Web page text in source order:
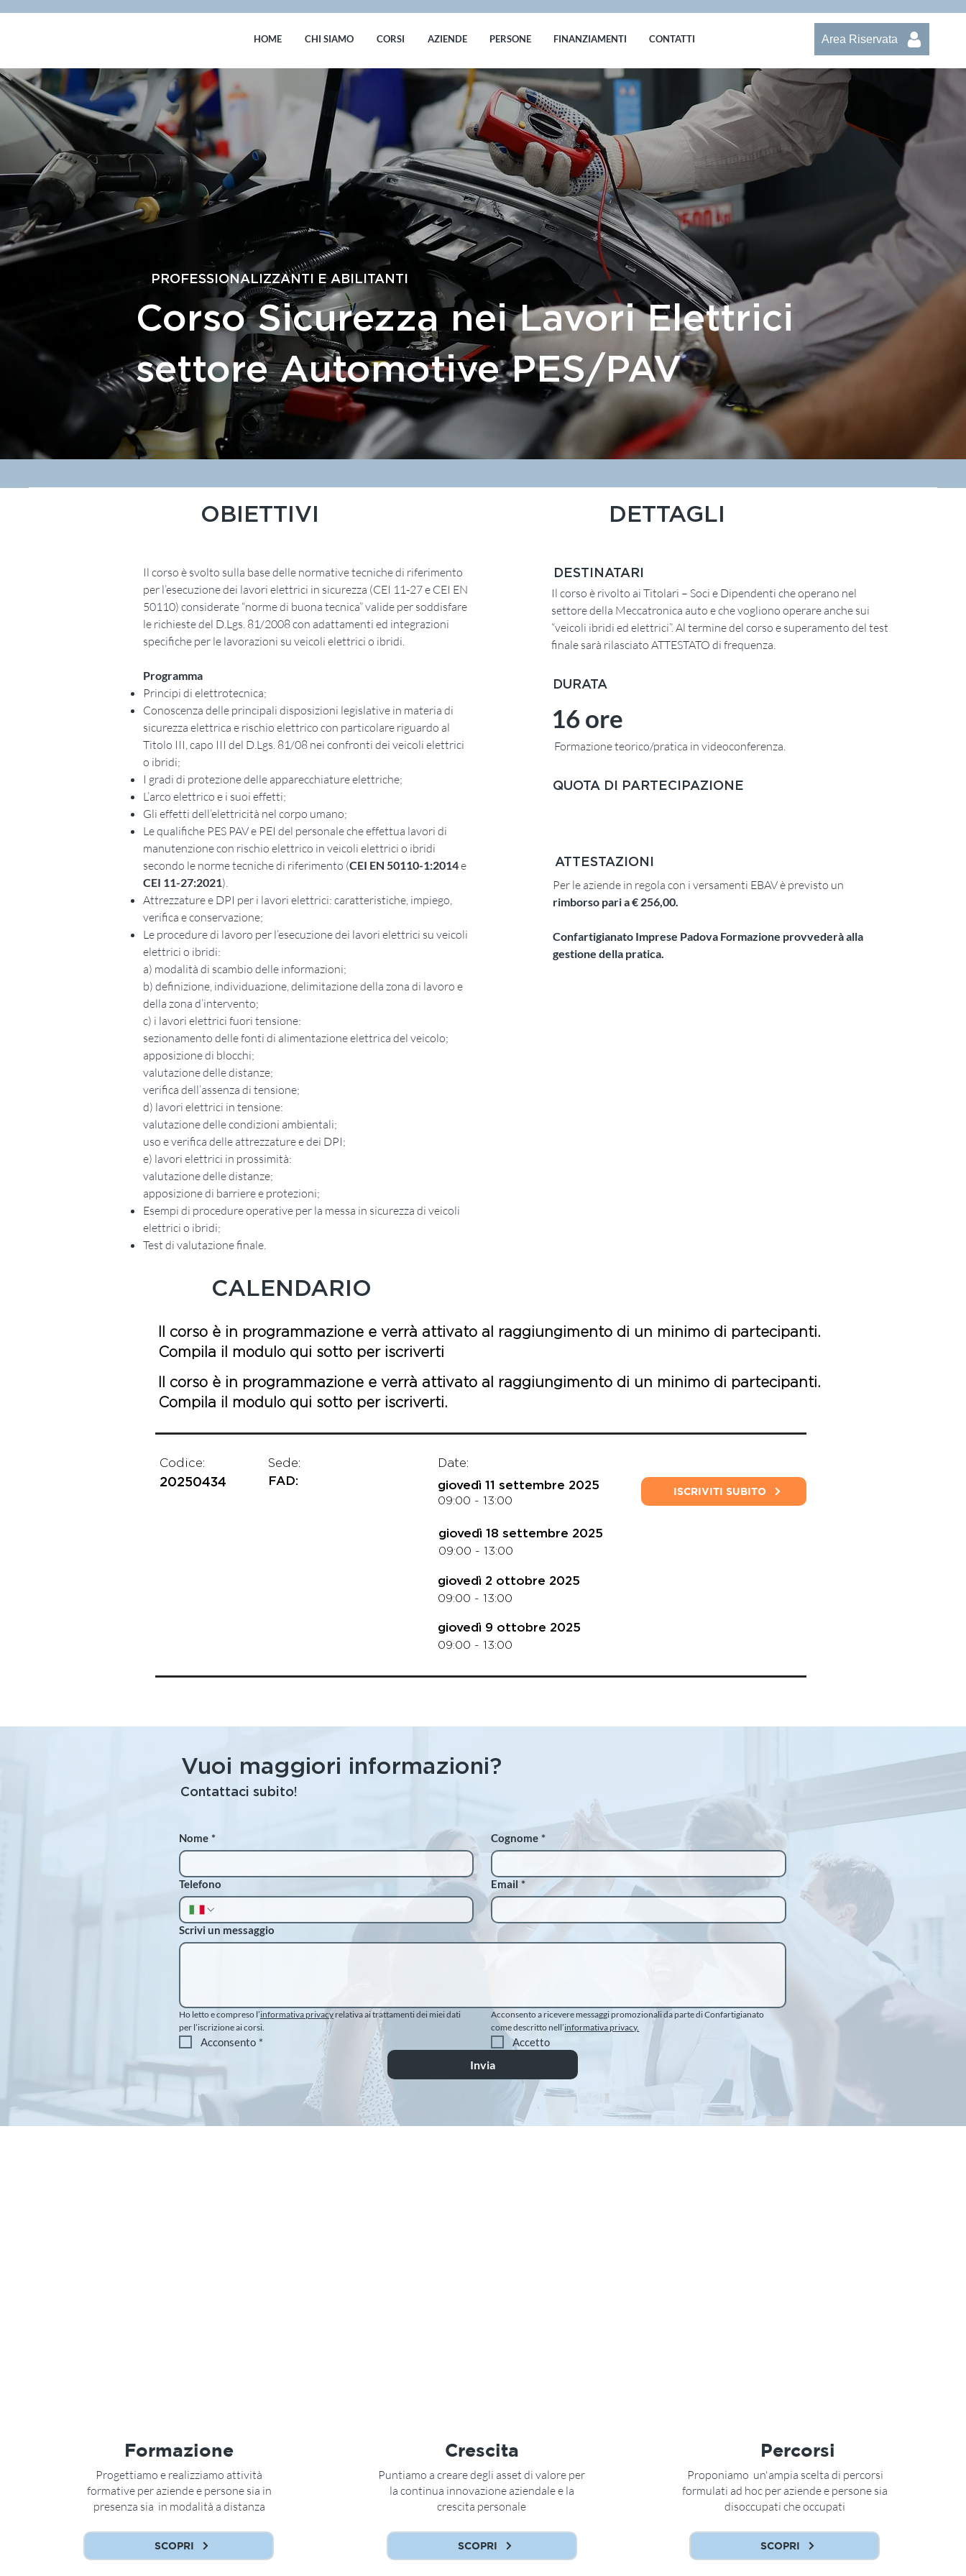
HOME CHI SIAMO CORSI AZIENDE PERSONE FINANZIAMENTI CONTATTI Area Riservata
PROFESSIONALIZZANTI E ABILITANTI
Corso Sicurezza nei Lavori Elettrici
settore Automotive PES/PAV
OBIETTIVI
Il corso è svolto sulla base delle normative tecniche di riferimento
per l’esecuzione dei lavori elettrici in sicurezza (CEI 11-27 e CEI EN
50110) considerate “norme di buona tecnica” valide per soddisfare
le richieste del D.Lgs. 81/2008 con adattamenti ed integrazioni
specifiche per le lavorazioni su veicoli elettrici o ibridi.
Programma
Principi di elettrotecnica;
Conoscenza delle principali disposizioni legislative in materia di
sicurezza elettrica e rischio elettrico con particolare riguardo al
Titolo III, capo III del D.Lgs. 81/08 nei confronti dei veicoli elettrici
o ibridi;
I gradi di protezione delle apparecchiature elettriche;
L’arco elettrico e i suoi effetti;
Gli effetti dell’elettricità nel corpo umano;
Le qualifiche PES PAV e PEI del personale che effettua lavori di
manutenzione con rischio elettrico in veicoli elettrici o ibridi
secondo le norme tecniche di riferimento (CEI EN 50110-1:2014e
CEI 11-27:2021).
Attrezzature e DPI per i lavori elettrici: caratteristiche, impiego,
verifica e conservazione;
Le procedure di lavoro per l’esecuzione dei lavori elettrici su veicoli
elettrici o ibridi:
a) modalità di scambio delle informazioni;
b) definizione, individuazione, delimitazione della zona di lavoro e
della zona d’intervento;
c) i lavori elettrici fuori tensione:
sezionamento delle fonti di alimentazione elettrica del veicolo;
apposizione di blocchi;
valutazione delle distanze;
verifica dell’assenza di tensione;
d) lavori elettrici in tensione:
valutazione delle condizioni ambientali;
uso e verifica delle attrezzature e dei DPI;
e) lavori elettrici in prossimità:
valutazione delle distanze;
apposizione di barriere e protezioni;
Esempi di procedure operative per la messa in sicurezza di veicoli
elettrici o ibridi;
Test di valutazione finale.
DETTAGLI
DESTINATARI
Il corso è rivolto ai Titolari – Soci e Dipendenti che operano nel
settore della Meccatronica auto e che vogliono operare anche sui
“veicoli ibridi ed elettrici”. Al termine del corso e superamento del test
finale sarà rilasciato ATTESTATO di frequenza.
DURATA
16 ore
Formazione teorico/pratica in videoconferenza.
QUOTA DI PARTECIPAZIONE
ATTESTAZIONI
Per le aziende in regola con i versamenti EBAV è previsto un
rimborso pari a € 256,00.
Confartigianato Imprese Padova Formazione provvederà alla
gestione della pratica.
CALENDARIO
Il corso è in programmazione e verrà attivato al raggiungimento di un minimo di partecipanti.
Compila il modulo qui sotto per iscriverti
Il corso è in programmazione e verrà attivato al raggiungimento di un minimo di partecipanti.
Compila il modulo qui sotto per iscriverti.
Codice:
20250434
Sede:
FAD:
Date:
giovedì 11 settembre 2025
09:00 - 13:00
ISCRIVITI SUBITO
giovedì 18 settembre 2025
09:00 - 13:00
giovedì 2 ottobre 2025
09:00 - 13:00
giovedì 9 ottobre 2025
09:00 - 13:00
Vuoi maggiori informazioni?
Contattaci subito!
Nome * Cognome *
Telefono Email *
Scrivi un messaggio
Ho letto e compreso l’informativa privacy relativa ai trattamenti dei miei dati
per l’iscrizione ai corsi.
Acconsento a ricevere messaggi promozionali da parte di Confartigianato
come descritto nell’informativa privacy.
Acconsento * Accetto
Invia
Formazione
Progettiamo e realizziamo attività
formative per aziende e persone sia in
presenza sia in modalità a distanza
SCOPRI
Crescita
Puntiamo a creare degli asset di valore per
la continua innovazione aziendale e la
crescita personale
SCOPRI
Percorsi
Proponiamo un'ampia scelta di percorsi
formulati ad hoc per aziende e persone sia
disoccupati che occupati
SCOPRI